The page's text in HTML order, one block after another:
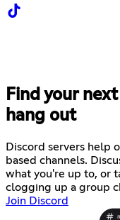
Find your
hang out
Discord servers help
based channels.
what you're up to, or
clogging up a group
Join Discord